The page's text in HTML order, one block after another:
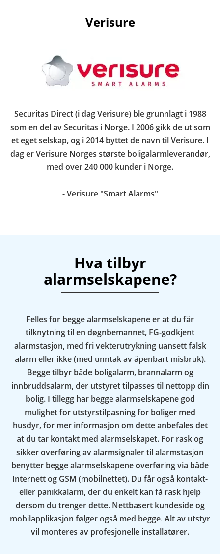
Verisure
Securitas Direct (i dag Verisure) ble grunnlagt i 1988
som en del av Securitas i Norge. I 2006 gikk de ut som
et eget selskap, og i 2014 byttet de navn til Verisure. I
dag er Verisure Norges største boligalarmleverandør,
med over 240 000 kunder i Norge.
- Verisure "Smart Alarms"
Hva tilbyr
alarmselskapene?
Felles for begge alarmselskapene er at du får
tilknytning til en døgnbemannet, FG-godkjent
alarmstasjon, med fri vekterutrykning uansett falsk
alarm eller ikke (med unntak av åpenbart misbruk).
Begge tilbyr både boligalarm, brannalarm og
innbruddsalarm, der utstyret tilpasses til nettopp din
bolig. I tillegg har begge alarmselskapene god
mulighet for utstyrstilpasning for boliger med
husdyr, for mer informasjon om dette anbefales det
at du tar kontakt med alarmselskapet. For rask og
sikker overføring av alarmsignaler til alarmstasjon
benytter begge alarmselskapene overføring via både
Internett og GSM (mobilnettet). Du får også kontakt-
eller panikkalarm, der du enkelt kan få rask hjelp
dersom du trenger dette. Nettbasert kundeside og
mobilapplikasjon følger også med begge. Alt av utstyr
vil monteres av profesjonelle installatører.